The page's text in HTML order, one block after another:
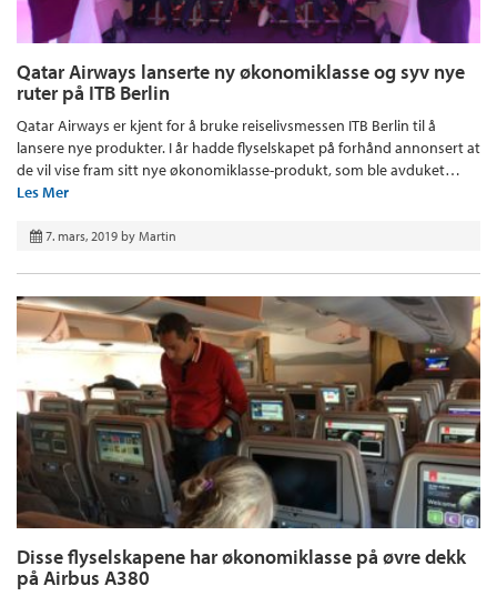
Qatar Airways lanserte ny økonomiklasse og syv nye
ruter på ITB Berlin
Qatar Airways er kjent for å bruke reiselivsmessen ITB Berlin til å
lansere nye produkter. I år hadde flyselskapet på forhånd annonsert at
de vil vise fram sitt nye økonomiklasse-produkt, som ble avduket…
Les Mer
7. mars, 2019 by Martin
Disse flyselskapene har økonomiklasse på øvre dekk
på Airbus A380